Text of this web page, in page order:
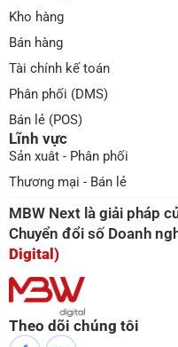
Kho hàng
Bán hàng
Tài chính kế toán
Phân phối (DMS)
Bán lẻ (POS)
Lĩnh vực
Sản xuât - Phân phối
Thương mại - Bán lẻ
MBW Next là giải pháp
Chuyển đổi số Doanh
Digital)
Theo dõi chúng tôi